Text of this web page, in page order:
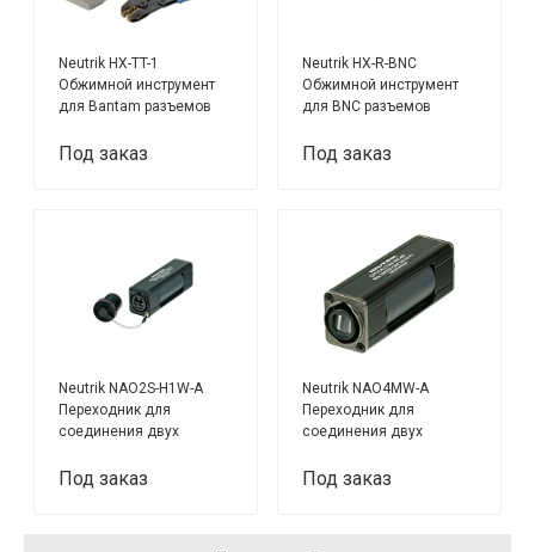
Neutrik HX-TT-1
Обжимной инструмент
для Bantam разъемов
Под заказ
Neutrik HX-R-BNC
Обжимной инструмент
для BNC разъемов
Под заказ
Neutrik NAO2S-H1W-A
Переходник для
соединения двух
OpticalCon DUO (PC)
Под заказ
Neutrik NAO4MW-A
Переходник для
соединения двух
OpticalCon QUAD
Под заказ